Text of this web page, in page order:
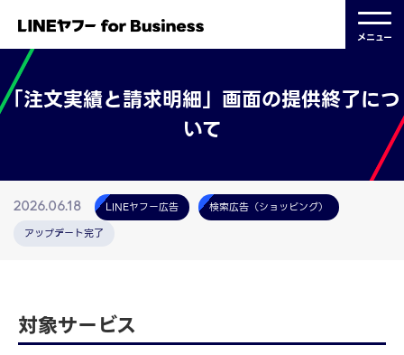
メニュー
「注文実績と請求明細」画面の提供終了につ
いて
2026.06.18 LINEヤフー広告
検索広告（ショッピング）
アップデート完了
対象サービス